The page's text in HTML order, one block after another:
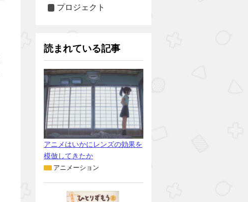
プロジェクト
読まれている記事
アニメはいかにレンズの効果を
模倣してきたか
アニメーション